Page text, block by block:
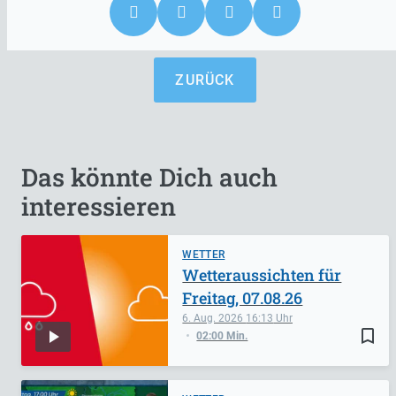
ZURÜCK
Das könnte Dich auch
interessieren
WETTER
bookmark_border
6. Aug. 2026 16:13
02:00 Min.
Wetteraussichten für
Freitag, 07.08.26